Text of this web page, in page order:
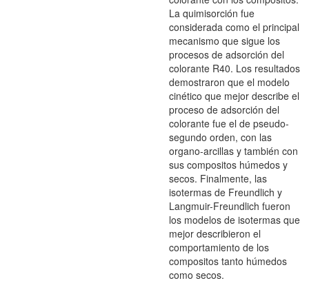
La quimisorción fue
considerada como el principal
mecanismo que sigue los
procesos de adsorción del
colorante R40. Los resultados
demostraron que el modelo
cinético que mejor describe el
proceso de adsorción del
colorante fue el de pseudo-
segundo orden, con las
organo-arcillas y también con
sus compositos húmedos y
secos. Finalmente, las
isotermas de Freundlich y
Langmuir-Freundlich fueron
los modelos de isotermas que
mejor describieron el
comportamiento de los
compositos tanto húmedos
como secos.